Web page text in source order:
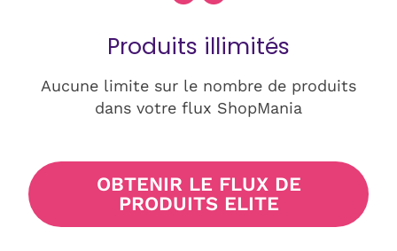
Produits illimités
Aucune limite sur le nombre de produits
dans votre flux ShopMania
OBTENIR LE FLUX DE
PRODUITS ELITE